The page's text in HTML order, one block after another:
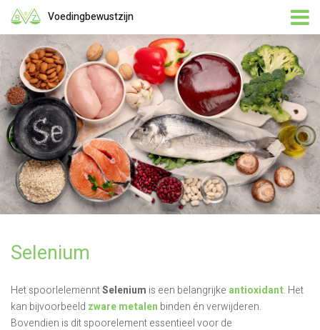
Voedingbewustzijn
Selenium
Het spoorlelemenntSelenium is een belangrijke antioxidant. Het
kan bijvoorbeeld zware metalen binden én verwijderen.
Bovendien is dit spoorelement essentieel voor de